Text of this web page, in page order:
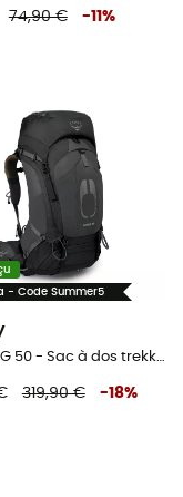
74,90 € -11 %
- Code Summer5
Atmos AG 50 - Sac à dos trekking homme
319,90 € -18%